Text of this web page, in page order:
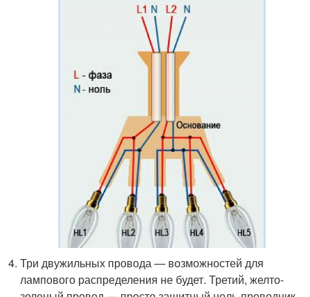
Три двужильных провода — возможностей для
лампового распределения не будет. Третий, желто-